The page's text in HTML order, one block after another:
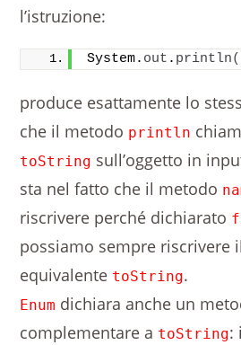
l’istruzione:
System. out . println(
produce esattamente lo
che il metodo println
toString sull’oggetto in
sta nel fatto che il metodo
riscrivere perché dichiarato
possiamo sempre riscrivere
equivalente toString.
Enum dichiara anche un
complementare a toString: